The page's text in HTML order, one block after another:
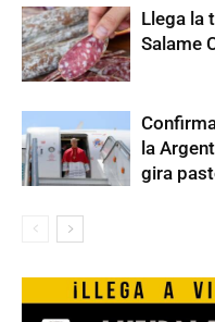
Llega la
Salame
la
gira